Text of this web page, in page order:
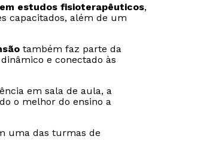
estudos fisioterapêuticos,
capacitados, além de um
também faz parte da
e conectado às
em sala de aula, a
o melhor do ensino a
uma das turmas de